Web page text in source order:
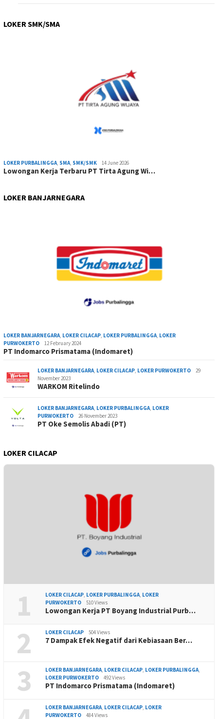
LOKER SMK/SMA
LOKER PURBALINGGA, SMA, SMK/SMK 14 June 2026
Lowongan Kerja Terbaru PT Tirta Agung Wi…
LOKER BANJARNEGARA
LOKER BANJARNEGARA, LOKER CILACAP, LOKER PURBALINGGA, LOKER
PURWOKERTO
12 February 2024
PT Indomarco Prismatama (Indomaret)
LOKER BANJARNEGARA, LOKER CILACAP, LOKER PURWOKERTO
29
November 2023
WARKOM Ritelindo
LOKER BANJARNEGARA, LOKER PURBALINGGA, LOKER
PURWOKERTO
26 November 2023
PT Oke Semolis Abadi (PT)
LOKER CILACAP
1 LOKER CILACAP, LOKER PURBALINGGA, LOKER
PURWOKERTO
510 Views
Lowongan Kerja PT Boyang Industrial Purb…
2 LOKER CILACAP 504 Views
7 Dampak Efek Negatif dari Kebiasaan Ber…
3 LOKER BANJARNEGARA, LOKER CILACAP, LOKER PURBALINGGA,
LOKER PURWOKERTO
492 Views
PT Indomarco Prismatama (Indomaret)
LOKER BANJARNEGARA, LOKER CILACAP, LOKER
PURWOKERTO
484 Views